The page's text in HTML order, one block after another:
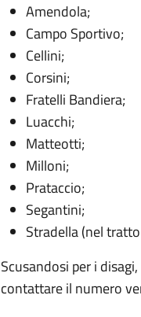
Amendola;
Campo Sportivo;
Cellini;
Corsini;
Fratelli Bandiera;
Luacchi;
Matteotti;
Milloni;
Prataccio;
Segantini;
Stradella (nel
Scusandosi per i
contattare il numero